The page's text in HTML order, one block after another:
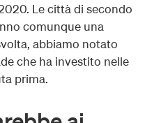
Le città di secondo
comunque una
abbiamo notato
che ha investito nelle
prima.